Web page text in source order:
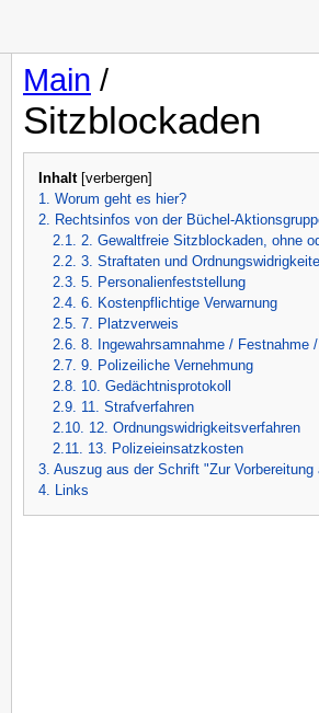
Main /
Sitzblockaden
Inhalt[verbergen]
1. Worum geht es hier?
2. Rechtsinfos von der Büchel-
2.1. 2. Gewaltfreie Sitzblockaden, ohne
2.2. 3. Straftaten und
2.3. 5. Personalienfeststellung
2.4. 6. Kostenpflichtige Verwarnung
2.5. 7. Platzverweis
2.6. 8. Ingewahrsamnahme / Festnahme
2.7. 9. Polizeiliche Vernehmung
2.8. 10. Gedächtnisprotokoll
2.9. 11. Strafverfahren
2.10. 12. Ordnungswidrigkeitsverfahren
2.11. 13. Polizeieinsatzkosten
3. Auszug aus der Schrift "Zur
4. Links